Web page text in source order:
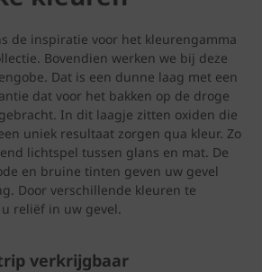
de inspiratie voor het kleurengamma
Bovendien werken we bij deze
Dat is een dunne laag met een
dat voor het bakken op de droge
In dit laagje zitten oxiden die
uniek resultaat zorgen qua kleur. Zo
lichtspel tussen glans en mat. De
en bruine tinten geven uw gevel
Door verschillende kleuren te
reliëf in uw gevel.
verkrijgbaar